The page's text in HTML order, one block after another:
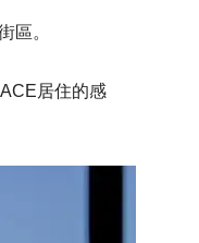
區。
居住的感